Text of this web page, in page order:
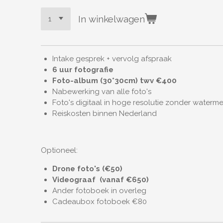
In winkelwagen
Intake gesprek + vervolg afspraak
6 uur fotografie
Foto-album (30*30cm) twv €400
Nabewerking van alle foto's
Foto's digitaal in hoge resolutie zonder
Reiskosten binnen Nederland
Optioneel:
Drone foto's (€50)
Videograaf (vanaf €650)
Ander fotoboek in overleg
Cadeaubox fotoboek €80